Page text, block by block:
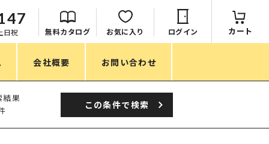
日祝 無料カタログ お気に入り ログイン カート
会社概要 お問い合わせ
結果
この条件で検索